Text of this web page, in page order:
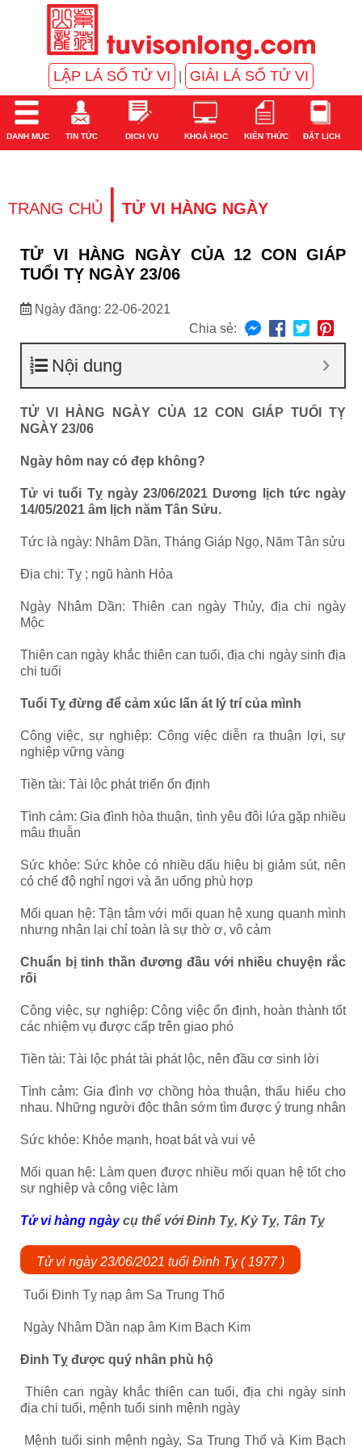
LẬP LÁ SỐ TỬ VI GIẢI LÁ SỐ TỬ VI
DANH MỤC TIN TỨC DỊCH VỤ KHOÁ HỌC KIẾN THỨC ĐẶT LỊCH
TRANG CHỦ | TỬ VI HÀNG NGÀY
TỬ VI HÀNG NGÀY CỦA 12 CON GIÁP
TUỔI TỴ NGÀY 23/06
Ngày đăng: 22-06-2021
Chia sẻ:
Nội dung
TỬ VI HÀNG NGÀY CỦA 12 CON GIÁP TUỔI TỴ
NGÀY 23/06
Ngày hôm nay có đẹp không?
Tử vi tuổi Tỵ ngày 23/06/2021 Dương lịch tức ngày
14/05/2021 âm lịch năm Tân Sửu.
Tức là ngày: Nhâm Dần, Tháng Giáp Ngọ, Năm Tân sửu
Địa chi: Tỵ ; ngũ hành Hỏa
Ngày Nhâm Dần: Thiên can ngày Thủy, địa chi ngày
Mộc
Thiên can ngày khắc thiên can tuổi, địa chi ngày sinh địa
chi tuổi
Tuổi Tỵ đừng để cảm xúc lấn át lý trí của mình
Công việc, sự nghiệp: Công việc diễn ra thuận lợi, sự
nghiệp vững vàng
Tiền tài: Tài lộc phát triển ổn định
Tình cảm: Gia đình hòa thuận, tình yêu đôi lứa gặp nhiều
mâu thuẫn
Sức khỏe: Sức khỏe có nhiều dấu hiệu bị giảm sút, nên
có chế độ nghỉ ngơi và ăn uống phù hợp
Mối quan hệ: Tận tâm với mối quan hệ xung quanh mình
nhưng nhận lại chỉ toàn là sự thờ ơ, vô cảm
Chuẩn bị tinh thần đương đầu với nhiều chuyện rắc
rối
Công việc, sự nghiệp: Công việc ổn định, hoàn thành tốt
các nhiệm vụ được cấp trên giao phó
Tiền tài: Tài lộc phát tài phát lộc, nên đầu cơ sinh lời
Tình cảm: Gia đình vợ chồng hòa thuận, thấu hiểu cho
nhau. Những người độc thân sớm tìm được ý trung nhân
Sức khỏe: Khỏe mạnh, hoạt bát và vui vẻ
Mối quan hệ: Làm quen được nhiều mối quan hệ tốt cho
sự nghiệp và công việc làm
Tử vi hàng ngàycụ thể với Đinh Tỵ, Kỷ Tỵ, Tân Tỵ
Tử vi ngày 23/06/2021 tuổi Đinh Tỵ ( 1977 )
Tuổi Đinh Tỵ nạp âm Sa Trung Thổ
Ngày Nhâm Dần nạp âm Kim Bạch Kim
Đinh Tỵ được quý nhân phù hộ
Thiên can ngày khắc thiên can tuổi, địa chi ngày sinh
địa chi tuổi, mệnh tuổi sinh mệnh ngày
Mệnh tuổi sinh mệnh ngày, Sa Trung Thổ và Kim Bạch